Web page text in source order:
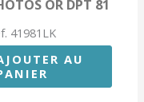
OR DPT 81
41981LK
AU